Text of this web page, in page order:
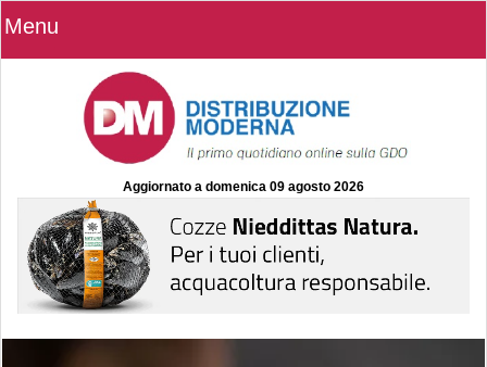
Menu
Aggiornato a domenica 09 agosto 2026